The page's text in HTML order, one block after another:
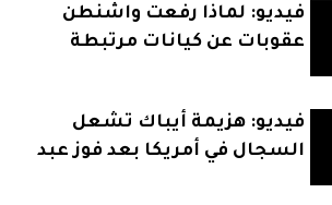
فيديو: لماذا رفعت واشنطن
عقوبات عن كيانات مرتبطة
فيديو: هزيمة أيباك تشعل
السجال في أمريكا بعد فوز عبد